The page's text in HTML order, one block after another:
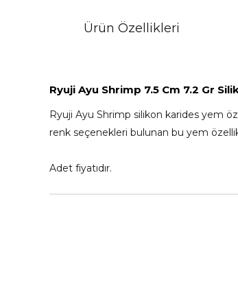
Ürün Özellikleri
Ryuji Ayu Shrimp 7.5 Cm 7.2 Gr
Ryuji Ayu Shrimp silikon karides yem
renk seçenekleri bulunan bu yem
Adet fiyatıdır.